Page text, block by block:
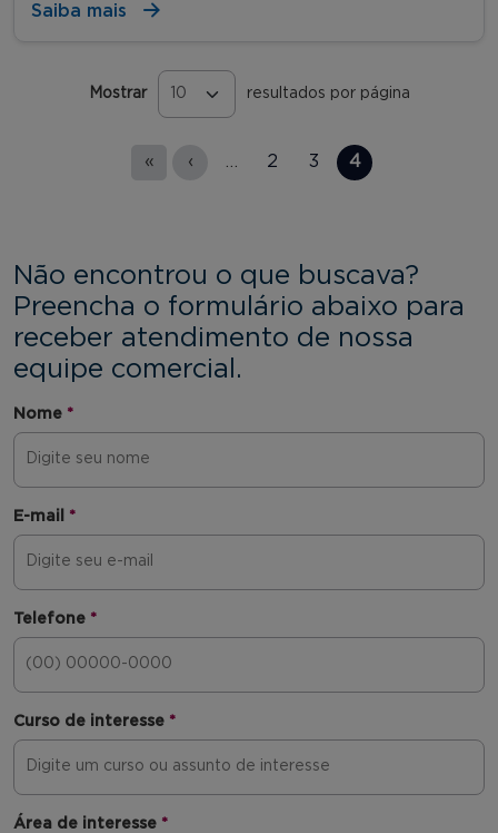
Saiba mais
Mostrar resultados por página
« ‹ 2 3 4
Não encontrou o que buscava?
Preencha o formulário abaixo para
receber atendimento de nossa
equipe comercial.
Nome *
E-mail *
Telefone *
Curso de interesse *
Área de interesse *